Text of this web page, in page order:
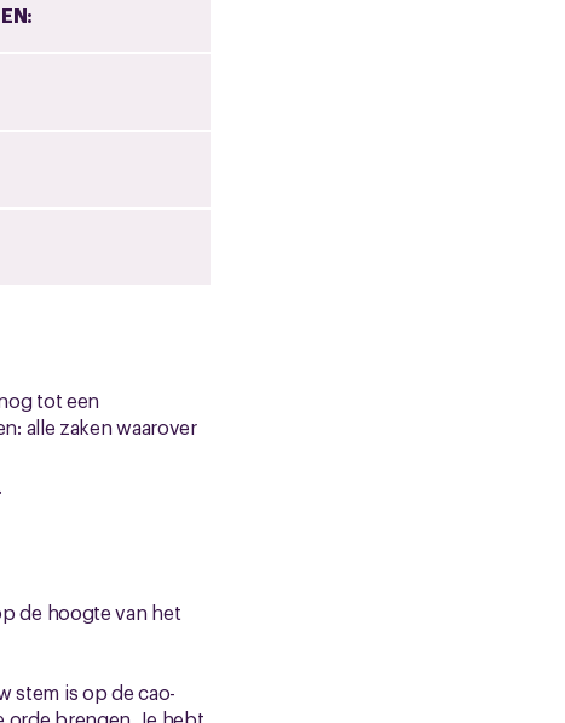
tot een
alle zaken waarover
de hoogte van het
stem is op de cao-